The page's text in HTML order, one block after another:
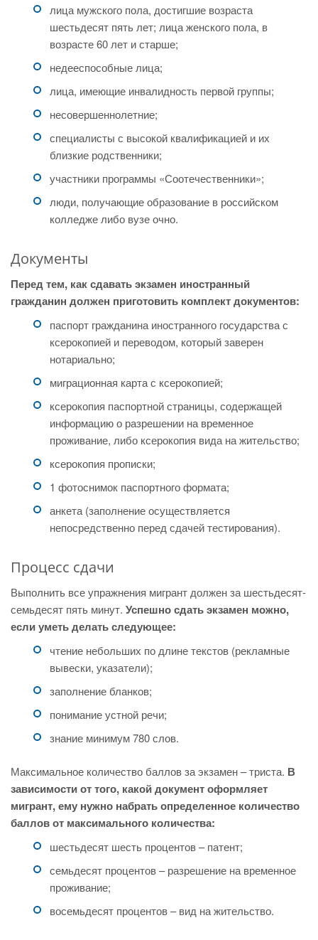
лица мужского пола, достигшие возраста
шестьдесят пять лет; лица женского пола, в
возрасте 60 лет и старше;
недееспособные лица;
лица, имеющие инвалидность первой группы;
несовершеннолетние;
специалисты с высокой квалификацией и их
близкие родственники;
участники программы «Соотечественники»;
люди, получающие образование в российском
колледже либо вузе очно.
Документы
Перед тем, как сдавать экзамен иностранный
гражданин должен приготовить комплект документов:
паспорт гражданина иностранного государства с
ксерокопией и переводом, который заверен
нотариально;
миграционная карта с ксерокопией;
ксерокопия паспортной страницы, содержащей
информацию о разрешении на временное
проживание, либо ксерокопия вида на жительство;
ксерокопия прописки;
1 фотоснимок паспортного формата;
анкета (заполнение осуществляется
непосредственно перед сдачей тестирования).
Процесс сдачи
Выполнить все упражнения мигрант должен за шестьдесят-
семьдесят пять минут. Успешно сдать экзамен можно,
если уметь делать следующее:
чтение небольших по длине текстов (рекламные
вывески, указатели);
заполнение бланков;
понимание устной речи;
знание минимум 780 слов.
Максимальное количество баллов за экзамен – триста. В
зависимости от того, какой документ оформляет
мигрант, ему нужно набрать определенное количество
баллов от максимального количества:
шестьдесят шесть процентов – патент;
семьдесят процентов – разрешение на временное
проживание;
восемьдесят процентов – вид на жительство.